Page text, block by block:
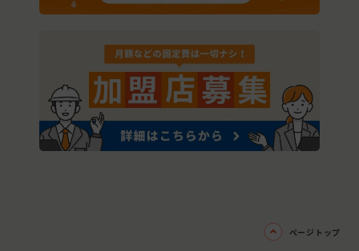
ページトップ